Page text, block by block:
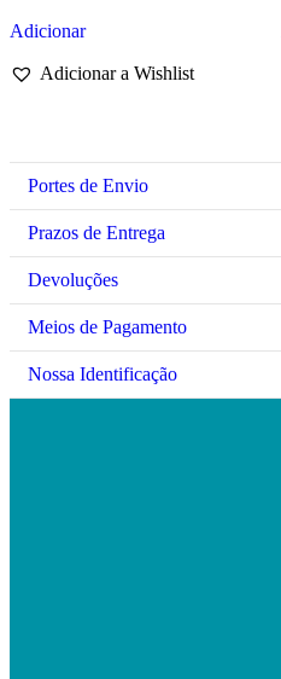
Adicionar
Adicionar a Wishlist
Portes de Envio
Prazos de Entrega
Devoluções
Meios de Pagamento
Nossa Identificação